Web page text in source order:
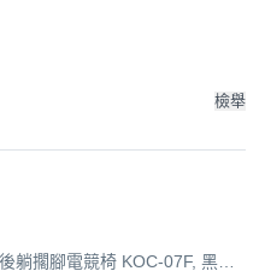
檢舉
躺擱腳電競椅 KOC-07F, 黑配